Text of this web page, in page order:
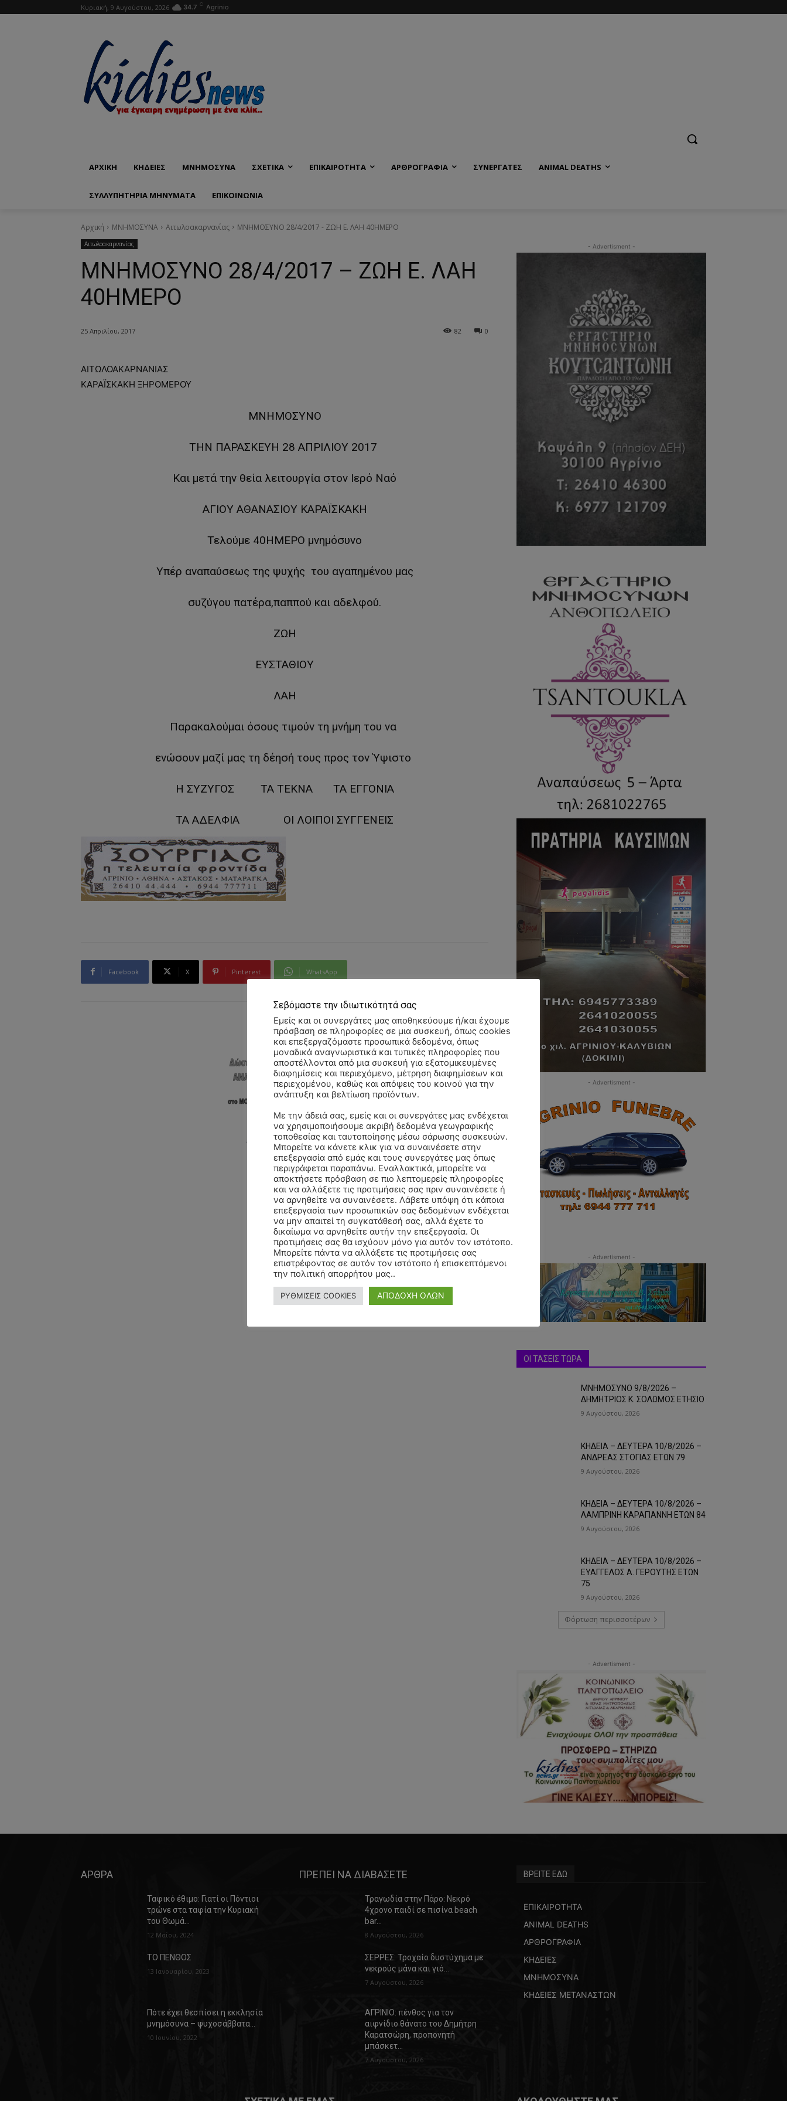
Κυριακή, 9 Αυγούστου, 2026 34.7 C Agrinio
ΑΡΧΙΚΗ ΚΗΔΕΙΕΣ ΜΝΗΜΟΣΥΝΑ ΣΧΕΤΙΚΑ ΕΠΙΚΑΙΡΟΤΗΤΑ ΑΡΘΡΟΓΡΑΦΙΑ ΣΥΝΕΡΓΑΤΕΣ ANIMAL DEATHS
ΣΥΛΛΥΠΗΤΗΡΙΑ ΜΗΝΥΜΑΤΑ ΕΠΙΚΟΙΝΩΝΊΑ
Αρχική ΜΝΗΜΟΣΥΝΑ Αιτωλοακαρνανίας ΜΝΗΜΟΣΥΝΟ 28/4/2017 - ΖΩΗ Ε. ΛΑΗ 40ΗΜΕΡΟ
Αιτωλοακαρνανίας
ΜΝΗΜΟΣΥΝΟ 28/4/2017 – ΖΩΗ Ε. ΛΑΗ
40ΗΜΕΡΟ
25 Απριλίου, 2017 0
82
ΑΙΤΩΛΟΑΚΑΡΝΑΝΙΑΣ
ΚΑΡΑΪΣΚΑΚΗ ΞΗΡΟΜΕΡΟΥ
ΜΝΗΜΟΣΥΝΟ
ΤHN ΠΑΡΑΣΚΕΥΗ 28 ΑΠΡΙΛΙΟΥ 2017
Και μετά την θεία λειτουργία στον Ιερό Ναό
ΑΓΙΟΥ ΑΘΑΝΑΣΙΟΥ ΚΑΡΑΪΣΚΑΚΗ
Τελούμε 40ΗΜΕΡΟ μνημόσυνo
Υπέρ αναπαύσεως της ψυχής του αγαπημένου μας
συζύγου πατέρα,παππού και αδελφού.
ΖΩΗ
ΕΥΣΤΑΘΙΟΥ
ΛΑΗ
Παρακαλούμαι όσους τιμούν τη μνήμη του να
ενώσουν μαζί μας τη δέησή τους προς τον Ύψιστο
Η ΣΥΖΥΓΟΣ ΤΑ ΤΕΚΝΑ ΤΑ ΕΓΓΟΝΙΑ
ΤΑ ΑΔΕΛΦΙΑ ΟΙ ΛΟΙΠΟΙ ΣΥΓΓΕΝΕΙΣ
Facebook X Pinterest WhatsApp
- Advertisment -
- Advertisment -
- Advertisment -
ΟΙ ΤΑΣΕΙΣ ΤΩΡΑ
ΜΝΗΜΟΣΥΝΟ 9/8/2026 –
ΔΗΜΗΤΡΙΟΣ Κ. ΣΟΛΩΜΟΣ ΕΤΗΣΙΟ
9 Αυγούστου, 2026
ΚΗΔΕΙΑ – ΔΕΥΤΕΡΑ 10/8/2026 –
ΑΝΔΡΕΑΣ ΣΤΟΓΙΑΣ ΕΤΩΝ 79
9 Αυγούστου, 2026
ΚΗΔΕΙΑ – ΔΕΥΤΕΡΑ 10/8/2026 –
ΛΑΜΠΡΙΝΗ ΚΑΡΑΓΙΑΝΝΗ ΕΤΩΝ 84
9 Αυγούστου, 2026
ΚΗΔΕΙΑ – ΔΕΥΤΕΡΑ 10/8/2026 –
ΕΥΑΓΓΕΛΟΣ Α. ΓΕΡΟΥΤΗΣ ΕΤΩΝ
75
9 Αυγούστου, 2026
Φόρτωση περισσοτέρων
- Advertisment -
ΑΡΘΡΑ
Ταφικό έθιμο: Γιατί οι Πόντιοι
τρώνε στα ταφία την Κυριακή
του Θωμά…
12 Μαΐου, 2024
ΤΟ ΠΕΝΘΟΣ
13 Ιανουαρίου, 2023
Πότε έχει θεσπίσει η εκκλησία
μνημόσυνα – ψυχοσάββατα…
10 Ιουνίου, 2022
ΠΡΕΠΕΙ ΝΑ ΔΙΑΒΑΣΕΤΕ
Τραγωδία στην Πάρο: Νεκρό
4χρονο παιδί σε πισίνα beach
bar…
8 Αυγούστου, 2026
ΣΕΡΡΕΣ: Τροχαίο δυστύχημα με
νεκρούς μάνα και γιό…
7 Αυγούστου, 2026
ΑΓΡΙΝΙΟ: πένθος για τον
αιφνίδιο θάνατο του Δημήτρη
Καρατσώρη, προπονητή
μπάσκετ…
7 Αυγούστου, 2026
ΒΡΕΙΤΕ ΕΔΩ
ΕΠΙΚΑΙΡΟΤΗΤΑ
ANIMAL DEATHS
ΑΡΘΡΟΓΡΑΦΙΑ
ΚΗΔΕΙΕΣ
ΜΝΗΜΟΣΥΝΑ
ΚΗΔΕΙΕΣ ΜΕΤΑΝΑΣΤΩΝ
Σεβόμαστε την ιδιωτικότητά σας
Εμείς και οι συνεργάτες μας αποθηκεύουμε ή/και έχουμε
πρόσβαση σε πληροφορίες σε μια συσκευή, όπως cookies
και επεξεργαζόμαστε προσωπικά δεδομένα, όπως
μοναδικά αναγνωριστικά και τυπικές πληροφορίες που
αποστέλλονται από μια συσκευή για εξατομικευμένες
διαφημίσεις και περιεχόμενο, μέτρηση διαφημίσεων και
περιεχομένου, καθώς και απόψεις του κοινού για την
ανάπτυξη και βελτίωση προϊόντων.
Με την άδειά σας, εμείς και οι συνεργάτες μας ενδέχεται
να χρησιμοποιήσουμε ακριβή δεδομένα γεωγραφικής
τοποθεσίας και ταυτοποίησης μέσω σάρωσης συσκευών.
Μπορείτε να κάνετε κλικ για να συναινέσετε στην
επεξεργασία από εμάς και τους συνεργάτες μας όπως
περιγράφεται παραπάνω. Εναλλακτικά, μπορείτε να
αποκτήσετε πρόσβαση σε πιο λεπτομερείς πληροφορίες
και να αλλάξετε τις προτιμήσεις σας πριν συναινέσετε ή
να αρνηθείτε να συναινέσετε. Λάβετε υπόψη ότι κάποια
επεξεργασία των προσωπικών σας δεδομένων ενδέχεται
να μην απαιτεί τη συγκατάθεσή σας, αλλά έχετε το
δικαίωμα να αρνηθείτε αυτήν την επεξεργασία. Οι
προτιμήσεις σας θα ισχύουν μόνο για αυτόν τον ιστότοπο.
Μπορείτε πάντα να αλλάξετε τις προτιμήσεις σας
επιστρέφοντας σε αυτόν τον ιστότοπο ή επισκεπτόμενοι
την πολιτική απορρήτου μας..
ΡΥΘΜΙΣΕΙΣ COOKIES ΑΠΟΔΟΧΗ ΟΛΩΝ